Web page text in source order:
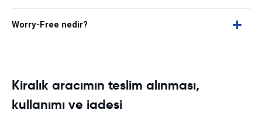
Worry-Free nedir?
Kiralık aracımın teslim alınması,
kullanımı ve iadesi